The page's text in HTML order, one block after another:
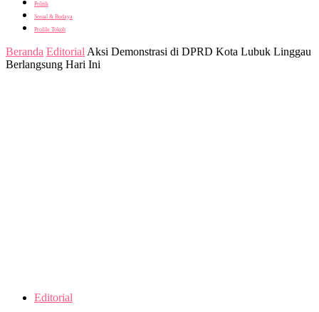
Politik
Sosial & Budaya
Profile Tokoh
Beranda Editorial Aksi Demonstrasi di DPRD Kota Lubuk Linggau
Berlangsung Hari Ini
Editorial